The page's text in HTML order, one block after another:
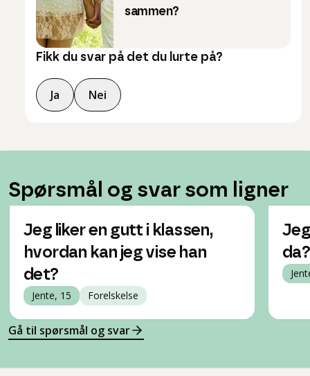
sammen?
Fikk du svar på det du lurte på?
Ja Nei
Spørsmål og svar som ligner
Jeg liker en gutt i klassen,
hvordan kan jeg vise han
det?
Jente, 15 Forelskelse
da?
Gå til spørsmål og svar